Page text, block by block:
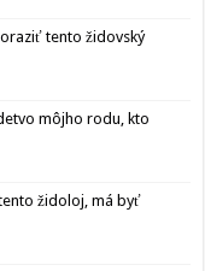
tento židovský
môjho rodu, kto
židoloj, má byť